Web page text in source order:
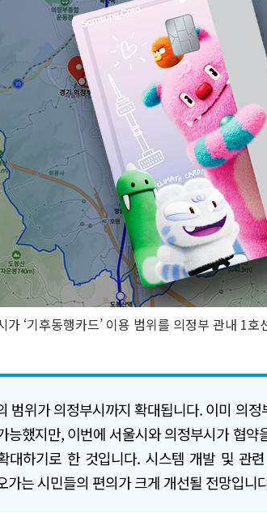
가 ‘기후동행카드’ 이용 범위를 의정부 관내 1
범위가 의정부시까지 확대됩니다. 이미 의
능했지만, 이번에 서울시와 의정부시가 협약
대하기로 한 것입니다. 시스템 개발 및 관
가는 시민들의 편의가 크게 개선될 전망입니